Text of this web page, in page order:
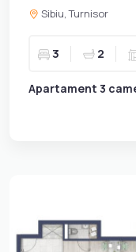
Sibiu, Turnisor
3 2
Apartament 3